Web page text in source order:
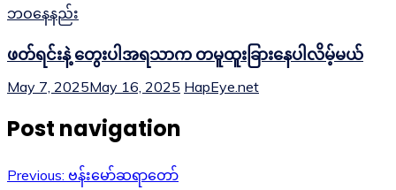
ဘဝနေနည်း
ဖတ်ရင်းနဲ့ တွေးပါအရသာက တမူထူးခြားနေပါလိမ့်မယ်
May 7, 2025May 16, 2025 HapEye.net
Post navigation
Previous: ဗန်းမော်ဆရာတော်